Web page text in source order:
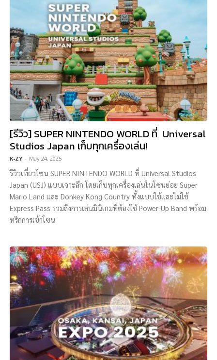
[รีวิว] SUPER NINTENDO WORLD ที่ Universal
Studios Japan เก็บทุกเครื่องเล่น!
K-ZY - May 24, 2025
รีวิวเที่ยวโซน SUPER NINTENDO WORLD ที่ Universal Studios
Japan (USJ) แบบเจาะลึก โดยเก็บทุกเครื่องเล่นในโซนย่อย Super
Mario Land และ Donkey Kong Country ทั้งแบบใช้และไม่ใช้
Express Pass รวมถึงการเล่นมินิเกมที่ต้องใช้ Power-Up Band พร้อม
ทริกการเข้าโซน